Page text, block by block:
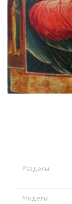
Разделы:
Модель: